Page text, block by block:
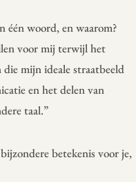
één woord, en waarom?
voor mij terwijl het
mijn ideale straatbeeld
en het delen van
taal.”
betekenis voor je,